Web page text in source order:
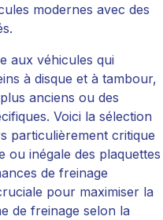
modernes avec des
aux véhicules qui
à disque et à tambour,
anciens ou des
Voici la sélection
particulièrement critique
ou inégale des plaquettes
de freinage
pour maximiser la
de freinage selon la